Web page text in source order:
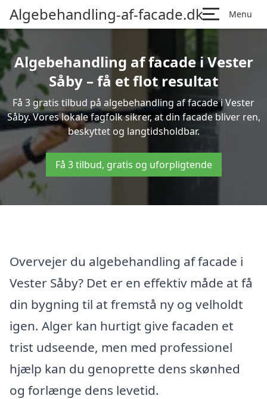
Algebehandling-af-facade.dk Menu
Algebehandling af facade i Vester
Såby – få et flot resultat
Få 3 gratis tilbud på algebehandling af facade i Vester
Såby. Vores lokale fagfolk sikrer, at din facade bliver ren,
beskyttet og langtidsholdbar.
Få 3 tilbud, gratis og uforpligtende
Overvejer du algebehandling af facade i
Vester Såby? Det er en effektiv måde at få
din bygning til at fremstå ny og velholdt
igen. Alger kan hurtigt give facaden et
trist udseende, men med professionel
hjælp kan du genoprette dens skønhed
og forlænge dens levetid.